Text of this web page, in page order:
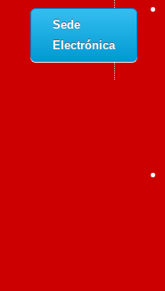
Sede
Electrónica